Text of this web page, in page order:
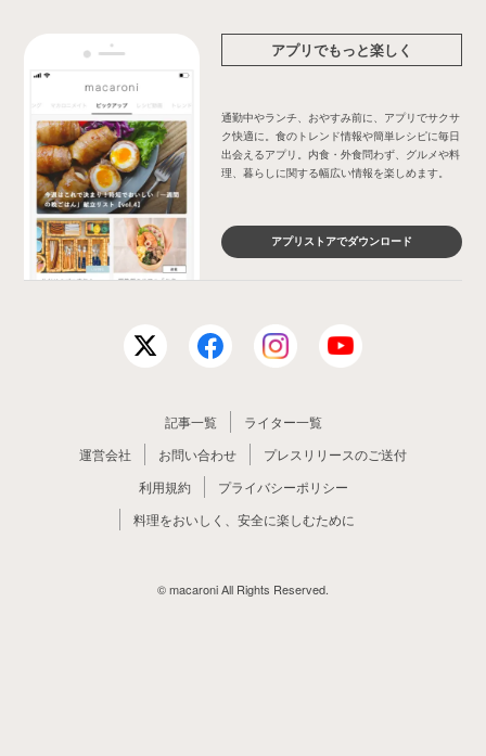
アプリでもっと楽しく
通勤中やランチ、おやすみ前に、アプリでサクサ
ク快適に。食のトレンド情報や簡単レシピに毎日
出会えるアプリ。内食・外食問わず、グルメや料
理、暮らしに関する幅広い情報を楽しめます。
アプリストアでダウンロード
記事一覧
ライター一覧
運営会社
お問い合わせ
プレスリリースのご送付
利用規約
プライバシーポリシー
料理をおいしく、安全に楽しむために
© macaroni All Rights Reserved.